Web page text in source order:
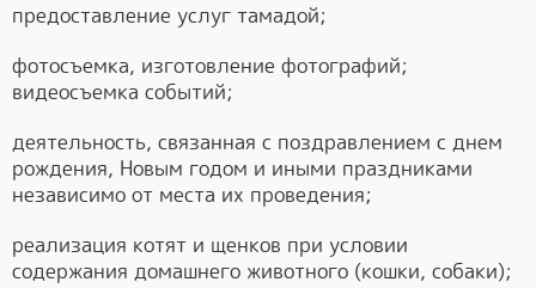
предоставление услуг тамадой;
фотосъемка, изготовление фотографий;
видеосъемка событий;
деятельность, связанная с поздравлением с днем
рождения, Новым годом и иными праздниками
независимо от места их проведения;
реализация котят и щенков при условии
содержания домашнего животного (кошки, собаки);